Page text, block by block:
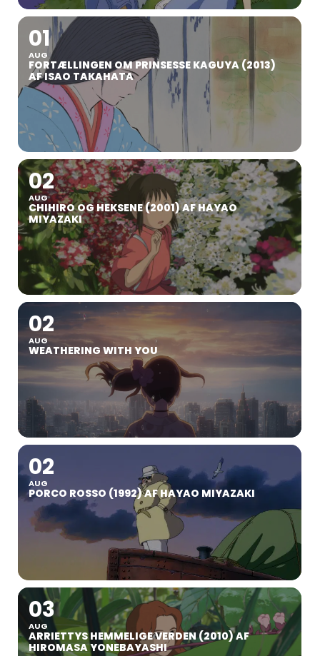
01
AUG
FORTÆLLINGEN OM PRINSESSE KAGUYA (2013)
AF ISAO TAKAHATA
02
AUG
CHIHIRO OG HEKSENE (2001) AF HAYAO
MIYAZAKI
02
AUG
WEATHERING WITH YOU
02
AUG
PORCO ROSSO (1992) AF HAYAO MIYAZAKI
03
AUG
ARRIETTYS HEMMELIGE VERDEN (2010) AF
HIROMASA YONEBAYASHI